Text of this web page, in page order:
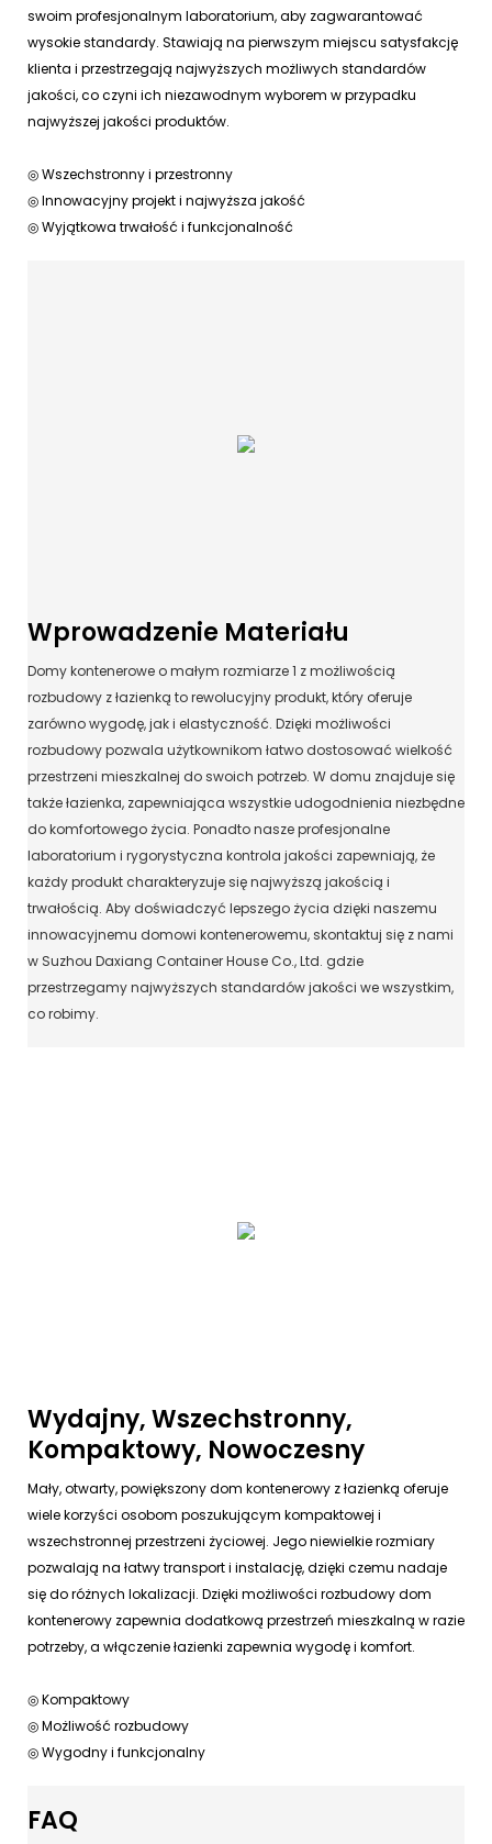
swoim profesjonalnym laboratorium, aby zagwarantować
wysokie standardy. Stawiają na pierwszym miejscu satysfakcję
klienta i przestrzegają najwyższych możliwych standardów
jakości, co czyni ich niezawodnym wyborem w przypadku
najwyższej jakości produktów.
◎ Wszechstronny i przestronny
◎ Innowacyjny projekt i najwyższa jakość
◎ Wyjątkowa trwałość i funkcjonalność
Wprowadzenie Materiału
Domy kontenerowe o małym rozmiarze 1 z możliwością
rozbudowy z łazienką to rewolucyjny produkt, który oferuje
zarówno wygodę, jak i elastyczność. Dzięki możliwości
rozbudowy pozwala użytkownikom łatwo dostosować wielkość
przestrzeni mieszkalnej do swoich potrzeb. W domu znajduje się
także łazienka, zapewniająca wszystkie udogodnienia niezbędne
do komfortowego życia. Ponadto nasze profesjonalne
laboratorium i rygorystyczna kontrola jakości zapewniają, że
każdy produkt charakteryzuje się najwyższą jakością i
trwałością. Aby doświadczyć lepszego życia dzięki naszemu
innowacyjnemu domowi kontenerowemu, skontaktuj się z nami
w Suzhou Daxiang Container House Co., Ltd. gdzie
przestrzegamy najwyższych standardów jakości we wszystkim,
co robimy.
Wydajny, Wszechstronny,
Kompaktowy, Nowoczesny
Mały, otwarty, powiększony dom kontenerowy z łazienką oferuje
wiele korzyści osobom poszukującym kompaktowej i
wszechstronnej przestrzeni życiowej. Jego niewielkie rozmiary
pozwalają na łatwy transport i instalację, dzięki czemu nadaje
się do różnych lokalizacji. Dzięki możliwości rozbudowy dom
kontenerowy zapewnia dodatkową przestrzeń mieszkalną w razie
potrzeby, a włączenie łazienki zapewnia wygodę i komfort.
◎ Kompaktowy
◎ Możliwość rozbudowy
◎ Wygodny i funkcjonalny
FAQ